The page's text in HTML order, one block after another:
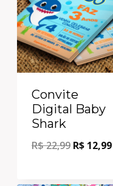
Convite
Digital Baby
Shark
R$22,99 R$ 12,99